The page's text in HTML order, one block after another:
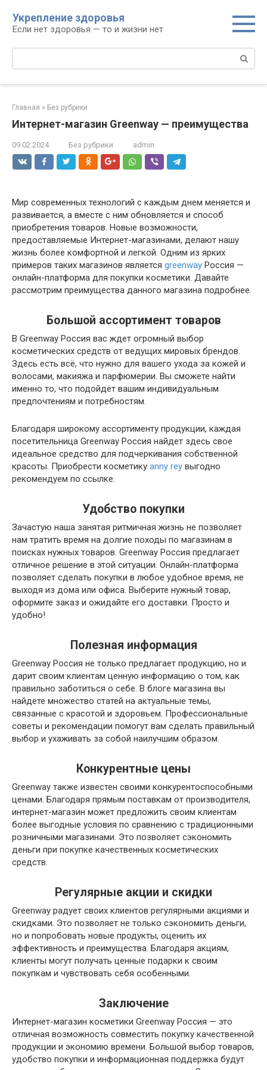
контенту
Укрепление здоровья
Если нет здоровья — то и жизни нет
Поиск:
Главная » Без рубрики
Интернет-магазин Greenway — преимущества
09.02.2024 Без рубрики admin
Мир современных технологий с каждым днем меняется и
развивается, а вместе с ним обновляется и способ
приобретения товаров. Новые возможности,
предоставляемые Интернет-магазинами, делают нашу
жизнь более комфортной и легкой. Одним из ярких
примеров таких магазинов является greenway Россия —
онлайн-платформа для покупки косметики. Давайте
рассмотрим преимущества данного магазина подробнее.
Большой ассортимент товаров
В Greenway Россия вас ждет огромный выбор
косметических средств от ведущих мировых брендов.
Здесь есть всё, что нужно для вашего ухода за кожей и
волосами, макияжа и парфюмерии. Вы сможете найти
именно то, что подойдет вашим индивидуальным
предпочтениям и потребностям.
Благодаря широкому ассортименту продукции, каждая
посетительница Greenway Россия найдет здесь свое
идеальное средство для подчеркивания собственной
красоты. Приобрести косметику anny rey выгодно
рекомендуем по ссылке.
Удобство покупки
Зачастую наша занятая ритмичная жизнь не позволяет
нам тратить время на долгие походы по магазинам в
поисках нужных товаров. Greenway Россия предлагает
отличное решение в этой ситуации. Онлайн-платформа
позволяет сделать покупки в любое удобное время, не
выходя из дома или офиса. Выберите нужный товар,
оформите заказ и ожидайте его доставки. Просто и
удобно!
Полезная информация
Greenway Россия не только предлагает продукцию, но и
дарит своим клиентам ценную информацию о том, как
правильно заботиться о себе. В блоге магазина вы
найдете множество статей на актуальные темы,
связанные с красотой и здоровьем. Профессиональные
советы и рекомендации помогут вам сделать правильный
выбор и ухаживать за собой наилучшим образом.
Конкурентные цены
Greenway также известен своими конкурентоспособными
ценами. Благодаря прямым поставкам от производителя,
интернет-магазин может предложить своим клиентам
более выгодные условия по сравнению с традиционными
розничными магазинами. Это позволяет сэкономить
деньги при покупке качественных косметических
средств.
Регулярные акции и скидки
Greenway радует своих клиентов регулярными акциями и
скидками. Это позволяет не только сэкономить деньги,
но и попробовать новые продукты, оценить их
эффективность и преимущества. Благодаря акциям,
клиенты могут получать ценные подарки к своим
покупкам и чувствовать себя особенными.
Заключение
Интернет-магазин косметики Greenway Россия — это
отличная возможность совместить покупку качественной
продукции и экономию времени. Большой выбор товаров,
удобство покупки и информационная поддержка будут